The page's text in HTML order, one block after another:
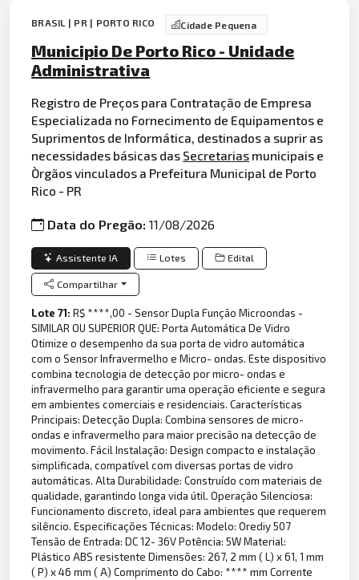
BRASIL | PR | PORTO RICO Cidade Pequena
Municipio De Porto Rico - Unidade
Administrativa
Registro de Preços para Contratação de Empresa
Especializada no Fornecimento de Equipamentos e
Suprimentos de Informática, destinados a suprir as
necessidades básicas das Secretarias municipais e
Òrgãos vinculados a Prefeitura Municipal de Porto
Rico - PR
Data do Pregão:11/08/2026
Assistente IA Lotes Edital
Compartilhar
Lote 71:R$ ****,00 - Sensor Dupla Função Microondas -
SIMILAR OU SUPERIOR QUE: Porta Automática De Vidro
Otimize o desempenho da sua porta de vidro automática
com o Sensor Infravermelho e Micro- ondas. Este dispositivo
combina tecnologia de detecção por micro- ondas e
infravermelho para garantir uma operação eficiente e segura
em ambientes comerciais e residenciais. Características
Principais: Detecção Dupla: Combina sensores de micro-
ondas e infravermelho para maior precisão na detecção de
movimento. Fácil Instalação: Design compacto e instalação
simplificada, compatível com diversas portas de vidro
automáticas. Alta Durabilidade: Construído com materiais de
qualidade, garantindo longa vida útil. Operação Silenciosa:
Funcionamento discreto, ideal para ambientes que requerem
silêncio. Especificações Técnicas: Modelo: Orediy 507
Tensão de Entrada: DC 12- 36V Potência: 5W Material:
Plástico ABS resistente Dimensões: 267, 2 mm ( L) x 61, 1 mm
( P) x 46 mm ( A) Comprimento do Cabo: **** mm Corrente